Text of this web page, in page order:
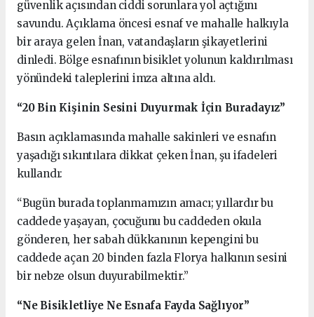
güvenlik açısından ciddi sorunlara yol açtığını
savundu. Açıklama öncesi esnaf ve mahalle halkıyla
bir araya gelen İnan, vatandaşların şikayetlerini
dinledi. Bölge esnafının bisiklet yolunun kaldırılması
yönündeki taleplerini imza altına aldı.
“20 Bin Kişinin Sesini Duyurmak İçin Buradayız”
Basın açıklamasında mahalle sakinleri ve esnafın
yaşadığı sıkıntılara dikkat çeken İnan, şu ifadeleri
kullandı:
“Bugün burada toplanmamızın amacı; yıllardır bu
caddede yaşayan, çocuğunu bu caddeden okula
gönderen, her sabah dükkanının kepengini bu
caddede açan 20 binden fazla Florya halkının sesini
bir nebze olsun duyurabilmektir.”
“Ne Bisikletliye Ne Esnafa Fayda Sağlıyor”